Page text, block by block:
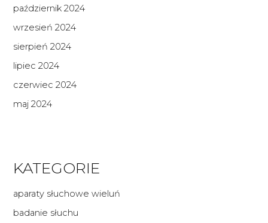
październik 2024
wrzesień 2024
sierpień 2024
lipiec 2024
czerwiec 2024
maj 2024
KATEGORIE
aparaty słuchowe wieluń
badanie słuchu